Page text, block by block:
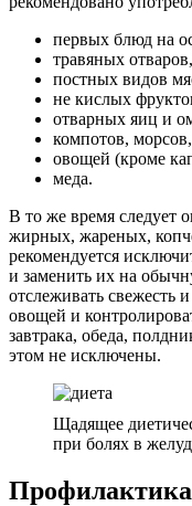
первых блюд на
травяных
постных видов
не кислых
отварных яиц и
компотов,
овощей (кроме
меда.
В то же время следует
жирных, жареных,
рекомендуется
и заменить их на
отслеживать свежесть
овощей и
завтрака, обеда,
этом не исключены.
Щадящее
при болях в